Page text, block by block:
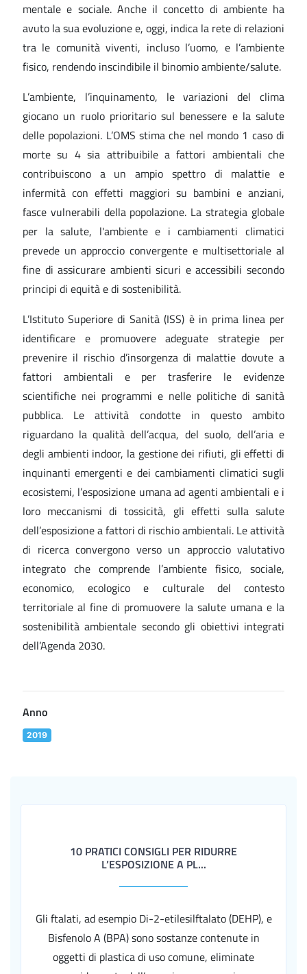
mentale e sociale. Anche il concetto di ambiente ha
avuto la sua evoluzione e, oggi, indica la rete di relazioni
tra le comunità viventi, incluso l’uomo, e l’ambiente
fisico, rendendo inscindibile il binomio ambiente/salute.
L’ambiente, l’inquinamento, le variazioni del clima
giocano un ruolo prioritario sul benessere e la salute
delle popolazioni. L’OMS stima che nel mondo 1 caso di
morte su 4 sia attribuibile a fattori ambientali che
contribuiscono a un ampio spettro di malattie e
infermità con effetti maggiori su bambini e anziani,
fasce vulnerabili della popolazione. La strategia globale
per la salute, l'ambiente e i cambiamenti climatici
prevede un approccio convergente e multisettoriale al
fine di assicurare ambienti sicuri e accessibili secondo
principi di equità e di sostenibilità.
L’Istituto Superiore di Sanità (ISS) è in prima linea per
identificare e promuovere adeguate strategie per
prevenire il rischio d’insorgenza di malattie dovute a
fattori ambientali e per trasferire le evidenze
scientifiche nei programmi e nelle politiche di sanità
pubblica. Le attività condotte in questo ambito
riguardano la qualità dell’acqua, del suolo, dell’aria e
degli ambienti indoor, la gestione dei rifiuti, gli effetti di
inquinanti emergenti e dei cambiamenti climatici sugli
ecosistemi, l’esposizione umana ad agenti ambientali e i
loro meccanismi di tossicità, gli effetti sulla salute
dell’esposizione a fattori di rischio ambientali. Le attività
di ricerca convergono verso un approccio valutativo
integrato che comprende l’ambiente fisico, sociale,
economico, ecologico e culturale del contesto
territoriale al fine di promuovere la salute umana e la
sostenibilità ambientale secondo gli obiettivi integrati
dell’Agenda 2030.
Anno
2019
10 PRATICI CONSIGLI PER RIDURRE
L’ESPOSIZIONE A PL...
Gli ftalati, ad esempio Di-2-etilesilftalato (DEHP), e
Bisfenolo A (BPA) sono sostanze contenute in
oggetti di plastica di uso comune, eliminate